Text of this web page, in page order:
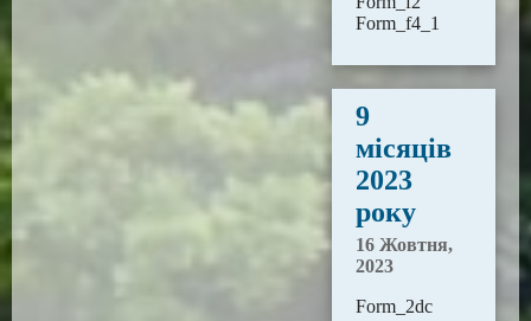
Form_f4_1
9
місяців
2023
року
16 Жовтня,
2023
Form_2dc